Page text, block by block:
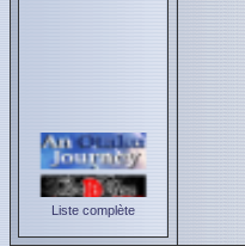
Liste complète